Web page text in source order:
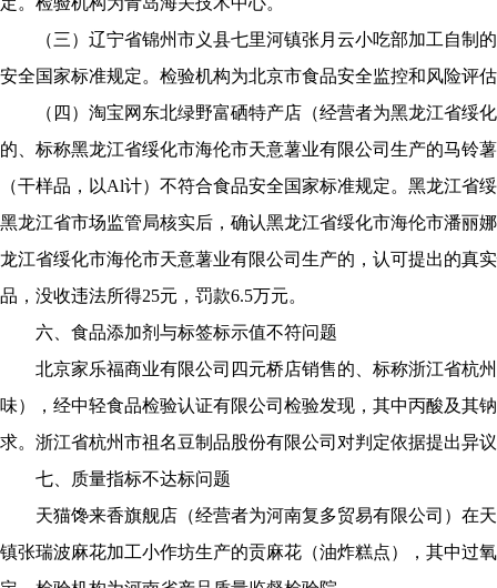
（三）辽宁省锦州市义县七里河镇张月云小吃部加工自
安全国家标准规定。检验机构为北京市食品安全监控和风险评
（四）淘宝网东北绿野富硒特产店（经营者为黑龙江省
的、标称黑龙江省绥化市海伦市天意薯业有限公司生产的马铃
（干样品，以Al计）不符合食品安全国家标准规定。黑龙江省
黑龙江省市场监管局核实后，确认黑龙江省绥化市海伦市潘丽
龙江省绥化市海伦市天意薯业有限公司生产的，认可提出的真
品，没收违法所得25元，罚款6.5万元。
六、食品添加剂与标签标示值不符问题
北京家乐福商业有限公司四元桥店销售的、标称浙江省杭
味），经中轻食品检验认证有限公司检验发现，其中丙酸及其
求。浙江省杭州市祖名豆制品股份有限公司对判定依据提出异
七、质量指标不达标问题
天猫馋来香旗舰店（经营者为河南复多贸易有限公司）在
镇张瑞波麻花加工小作坊生产的贡麻花（油炸糕点），其中过